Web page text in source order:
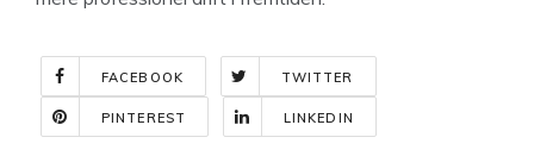
FACEBOOK TWITTER
PINTEREST LINKEDIN